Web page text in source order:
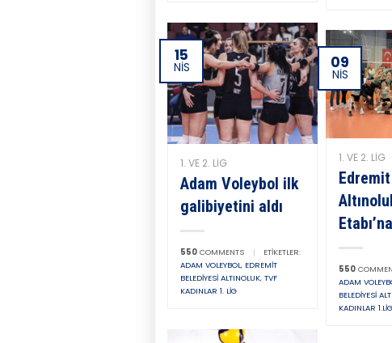
15
NIS
1. VE 2. LIG
Adam Voleybol ilk
galibiyetini aldı
550 COMMENTS |
ETIKETLER:
ADAM VOLEYBOL, EDREMIT
BELEDIYESI ALTINOLUK, TVF
KADINLAR 1. LIG
09
NIS
1. VE 2. LIG
550
ADAM
BELEDIYESI
KADINLAR